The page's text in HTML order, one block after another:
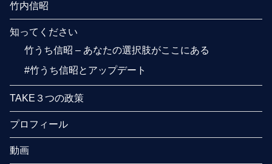
竹内信昭
知ってください
竹うち信昭 – あなたの選択肢がここにある
#竹うち信昭とアップデート
TAKE３つの政策
プロフィール
動画